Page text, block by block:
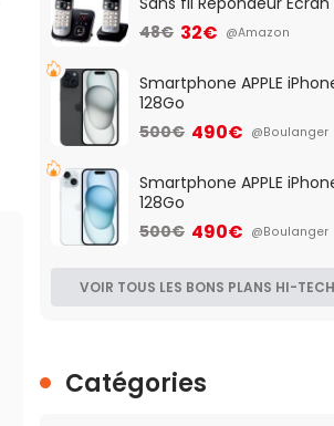
Française]
48€ 32€ @Amazon
Smartphone APPLE
128Go
500€ 490€ @Boulanger
Smartphone APPLE
128Go
500€ 490€ @Boulanger
VOIR TOUS LES BONS PLANS HI-
Catégories